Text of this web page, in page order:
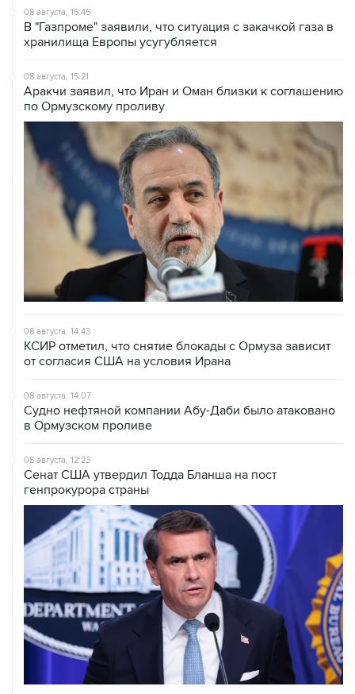
08 августа, 15:45
В "Газпроме" заявили, что ситуация с закачкой газа в
хранилища Европы усугубляется
08 августа, 15:21
Аракчи заявил, что Иран и Оман близки к соглашению
по Ормузскому проливу
08 августа, 14:43
КСИР отметил, что снятие блокады с Ормуза зависит
от согласия США на условия Ирана
08 августа, 14:07
Судно нефтяной компании Абу-Даби было атаковано
в Ормузском проливе
08 августа, 12:23
Сенат США утвердил Тодда Бланша на пост
генпрокурора страны